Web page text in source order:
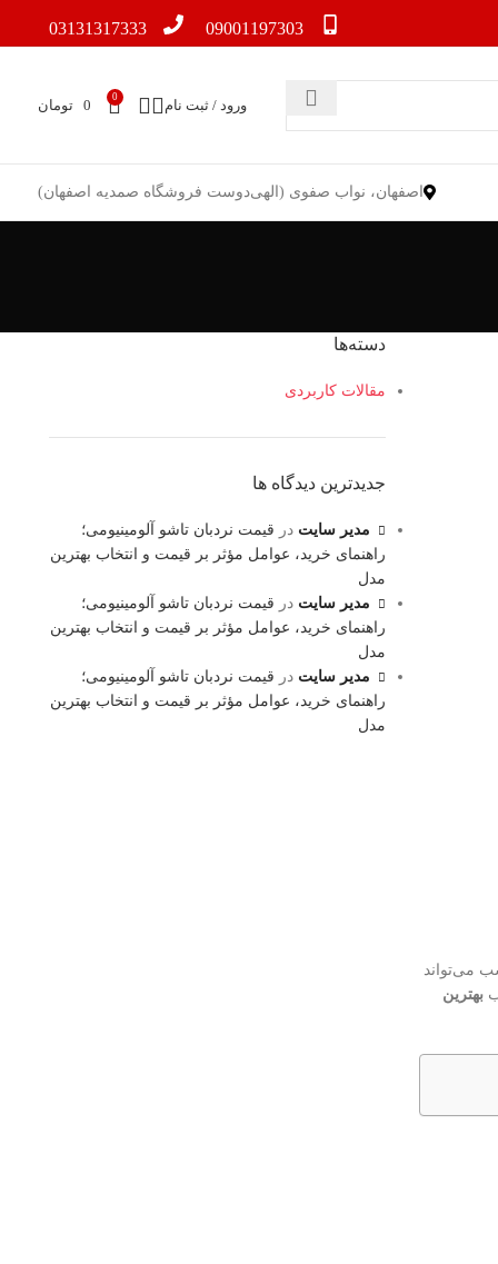
09001197303
03131317333
ورود / ثبت نام
0
0 تومان
اصفهان، نواب صفوی (الهی‌دوست فروشگاه صمدیه اصفهان)
می‌تواند
بهترین
دسته‌ها
مقالات کاربردی
جدیدترین دیدگاه ها
مدیر سایت در قیمت نردبان تاشو آلومینیومی؛
راهنمای خرید، عوامل مؤثر بر قیمت و انتخاب بهترین
مدل
مدیر سایت در قیمت نردبان تاشو آلومینیومی؛
راهنمای خرید، عوامل مؤثر بر قیمت و انتخاب بهترین
مدل
مدیر سایت در قیمت نردبان تاشو آلومینیومی؛
راهنمای خرید، عوامل مؤثر بر قیمت و انتخاب بهترین
مدل